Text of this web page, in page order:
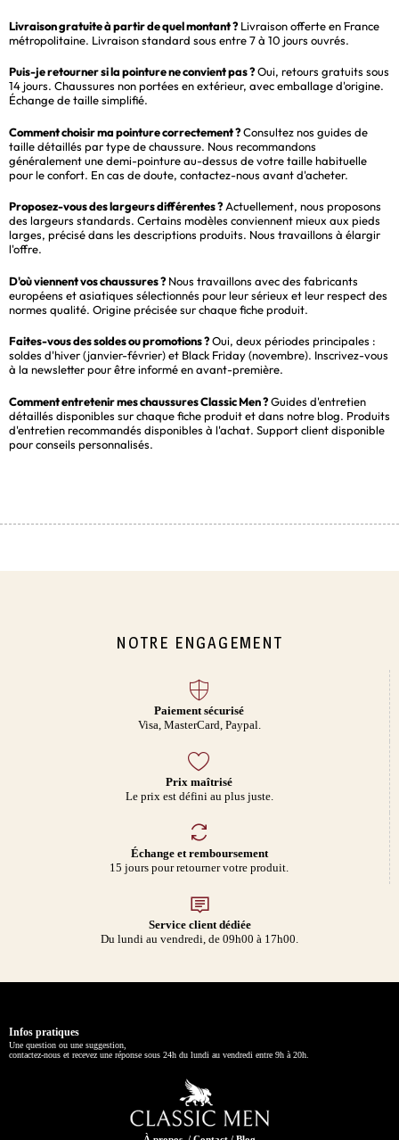
Livraison gratuite à partir de quel montant ? Livraison offerte en France
métropolitaine. Livraison standard sous entre 7 à 10 jours ouvrés.
Puis-je retourner si la pointure ne convient pas ?Oui, retours gratuits sous
14 jours. Chaussures non portées en extérieur, avec emballage d'origine.
Échange de taille simplifié.
Comment choisir ma pointure correctement ?Consultez nos guides de
taille détaillés par type de chaussure. Nous recommandons
généralement une demi-pointure au-dessus de votre taille habituelle
pour le confort. En cas de doute, contactez-nous avant d'acheter.
Proposez-vous des largeurs différentes ? Actuellement, nous proposons
des largeurs standards. Certains modèles conviennent mieux aux pieds
larges, précisé dans les descriptions produits. Nous travaillons à élargir
l'offre.
D'où viennent vos chaussures ? Nous travaillons avec des fabricants
européens et asiatiques sélectionnés pour leur sérieux et leur respect des
normes qualité. Origine précisée sur chaque fiche produit.
Faites-vous des soldes ou promotions ?Oui, deux périodes principales :
soldes d'hiver (janvier-février) et Black Friday (novembre). Inscrivez-vous
à la newsletter pour être informé en avant-première.
Comment entretenir mes chaussures Classic Men ?Guides d'entretien
détaillés disponibles sur chaque fiche produit et dans notre blog. Produits
d'entretien recommandés disponibles à l'achat. Support client disponible
pour conseils personnalisés.
NOTRE ENGAGEMENT
Paiement sécurisé
Visa, MasterCard, Paypal.
Prix maîtrisé
Le prix est défini au plus juste.
Échange et remboursement
15 jours pour retourner votre produit.
Service client dédiée
Du lundi au vendredi, de 09h00 à 17h00.
Infos pratiques
Une question ou une suggestion,
contactez-nous et recevez une réponse sous 24h du lundi au vendredi entre 9h à 20h.